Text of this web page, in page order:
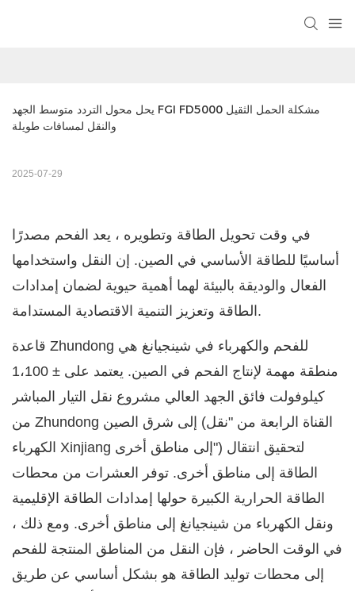
يحل محول التردد متوسط الجهد FGI FD5000 مشكلة الحمل الثقيل
والنقل لمسافات طويلة
2025-07-29
في وقت تحويل الطاقة وتطويره ، يعد الفحم مصدرًا
أساسيًا للطاقة الأساسي في الصين. إن النقل واستخدامها
الفعال والوديقة بالبيئة لهما أهمية حيوية لضمان إمدادات
الطاقة وتعزيز التنمية الاقتصادية المستدامة.
قاعدة Zhundong للفحم والكهرباء في شينجيانغ هي
منطقة مهمة لإنتاج الفحم في الصين. يعتمد على ± 1،100
كيلوفولت فائق الجهد العالي مشروع نقل التيار المباشر
من Zhundong إلى شرق الصين (القناة الرابعة من "نقل
الكهرباء Xinjiang إلى مناطق أخرى") لتحقيق انتقال
الطاقة إلى مناطق أخرى. توفر العشرات من محطات
الطاقة الحرارية الكبيرة حولها إمدادات الطاقة الإقليمية
ونقل الكهرباء من شينجيانغ إلى مناطق أخرى. ومع ذلك ،
في الوقت الحاضر ، فإن النقل من المناطق المنتجة للفحم
إلى محطات توليد الطاقة هو بشكل أساسي عن طريق